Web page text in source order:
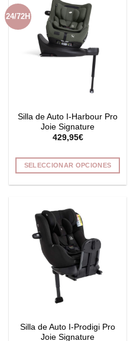
24/72H
Silla de Auto I-Harbour Pro
Joie Signature
429,95€
SELECCIONAR OPCIONES
múltiples
variantes.
Las
opciones
se
pueden
página
Silla de Auto I-Prodigi Pro
Joie Signature